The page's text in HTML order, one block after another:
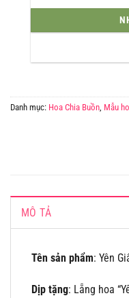
Danh mục: Hoa Chia Buồn, Mẫu
MÔ TẢ
Tên sản phẩm: Yên
Dịp tặng: Lẵng hoa